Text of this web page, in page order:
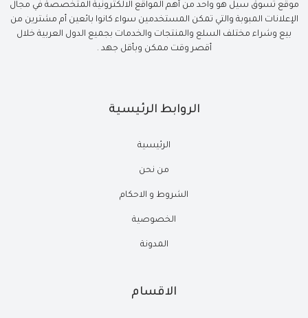
موقع تسوق سيل هو واحد من أهم المواقع الالكترونية المتخصصة في مجال
الإعلانات المبوبة والتي تمكن المستخدمين سواء كانوا بائعين أم مشترين من
بيع وشراء مختلف السلع والمنتجات والخدمات بجميع الدول العربية خلال
أقصر وقت ممكن وبأقل جهد .
الروابط الرئيسية
الرئيسية
من نحن
الشروط و الاحكام
الخصوصية
المدونة
الاقسام